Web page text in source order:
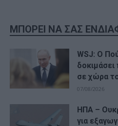
ΜΠΟΡΕΙ ΝΑ ΣΑΣ
WSJ: Ο
δοκιμάσει
σε χώρα
07/08/2026
ΗΠΑ –
για